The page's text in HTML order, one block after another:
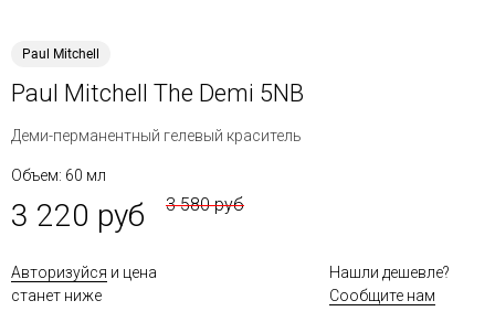
Paul Mitchell
Paul Mitchell The Demi 5NB
Деми-перманентный гелевый краситель
Объем: 60 мл
3 220 руб 3 580 руб
Авторизуйся и цена
станет ниже
Нашли дешевле?
Сообщите нам